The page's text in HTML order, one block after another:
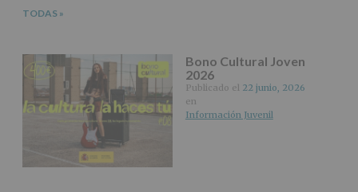
el
Protegemos
Datos
de
nuestra
página
www.alcobendas.org
TODAS »
Bono Cultural Joven
2026
Publicado el 22 junio, 2026
en
Información Juvenil